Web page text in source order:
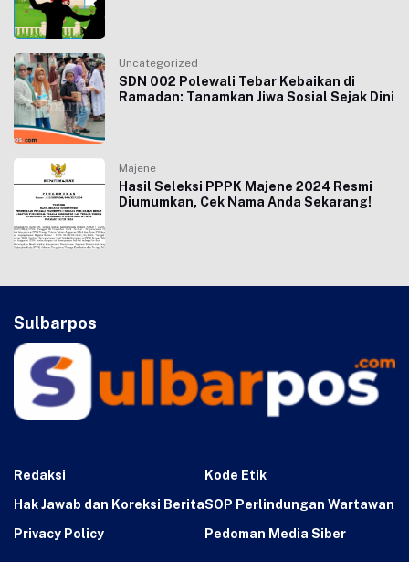
Uncategorized
SDN 002 Polewali Tebar Kebaikan di
Ramadan: Tanamkan Jiwa Sosial Sejak Dini
Majene
Hasil Seleksi PPPK Majene 2024 Resmi
Diumumkan, Cek Nama Anda Sekarang!
Sulbarpos
Redaksi
Kode Etik
Hak Jawab dan Koreksi BeritaSOP Perlindungan Wartawan
Privacy Policy
Pedoman Media Siber